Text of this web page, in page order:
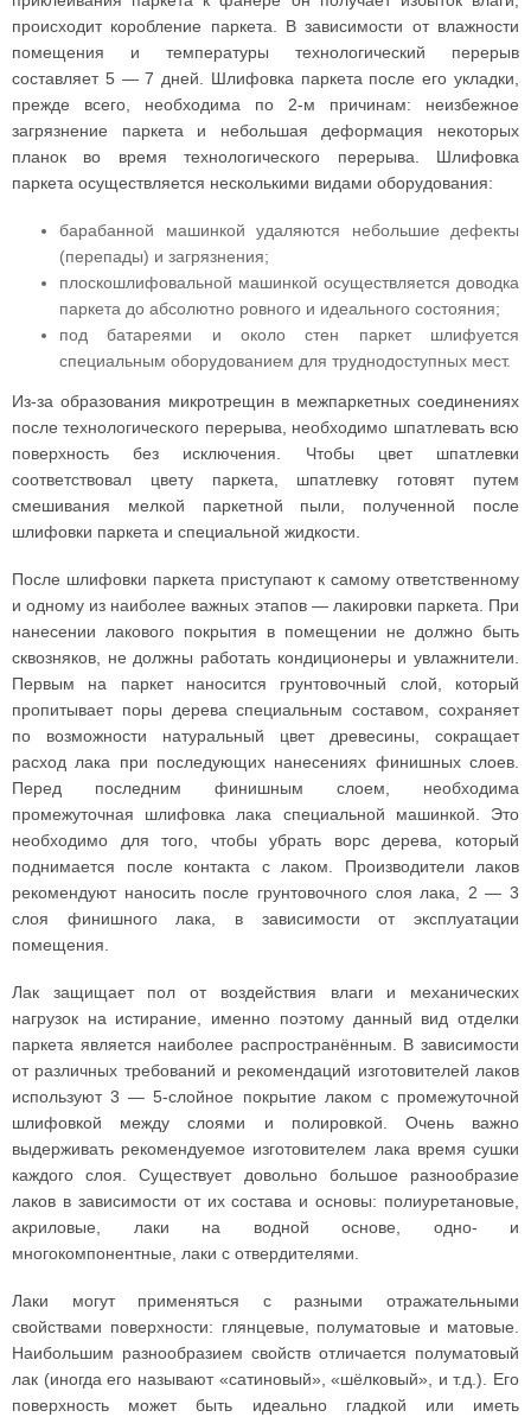
происходит коробление паркета. В зависимости от влажности
помещения и температуры технологический перерыв
составляет 5 — 7 дней. Шлифовка паркета после его укладки,
прежде всего, необходима по 2-м причинам: неизбежное
загрязнение паркета и небольшая деформация некоторых
планок во время технологического перерыва. Шлифовка
паркета осуществляется несколькими видами оборудования:
барабанной машинкой удаляются небольшие дефекты
(перепады) и загрязнения;
плоскошлифовальной машинкой осуществляется доводка
паркета до абсолютно ровного и идеального состояния;
под батареями и около стен паркет шлифуется
специальным оборудованием для труднодоступных мест.
Из-за образования микротрещин в межпаркетных соединениях
после технологического перерыва, необходимо шпатлевать всю
поверхность без исключения. Чтобы цвет шпатлевки
соответствовал цвету паркета, шпатлевку готовят путем
смешивания мелкой паркетной пыли, полученной после
шлифовки паркета и специальной жидкости.
После шлифовки паркета приступают к самому ответственному
и одному из наиболее важных этапов — лакировки паркета. При
нанесении лакового покрытия в помещении не должно быть
сквозняков, не должны работать кондиционеры и увлажнители.
Первым на паркет наносится грунтовочный слой, который
пропитывает поры дерева специальным составом, сохраняет
по возможности натуральный цвет древесины, сокращает
расход лака при последующих нанесениях финишных слоев.
Перед последним финишным слоем, необходима
промежуточная шлифовка лака специальной машинкой. Это
необходимо для того, чтобы убрать ворс дерева, который
поднимается после контакта с лаком. Производители лаков
рекомендуют наносить после грунтовочного слоя лака, 2 — 3
слоя финишного лака, в зависимости от эксплуатации
помещения.
Лак защищает пол от воздействия влаги и механических
нагрузок на истирание, именно поэтому данный вид отделки
паркета является наиболее распространённым. В зависимости
от различных требований и рекомендаций изготовителей лаков
используют 3 — 5-слойное покрытие лаком с промежуточной
шлифовкой между слоями и полировкой. Очень важно
выдерживать рекомендуемое изготовителем лака время сушки
каждого слоя. Существует довольно большое разнообразие
лаков в зависимости от их состава и основы: полиуретановые,
акриловые, лаки на водной основе, одно- и
многокомпонентные, лаки с отвердителями.
Лаки могут применяться с разными отражательными
свойствами поверхности: глянцевые, полуматовые и матовые.
Наибольшим разнообразием свойств отличается полуматовый
лак (иногда его называют «сатиновый», «шёлковый», и т.д.). Его
поверхность может быть идеально гладкой или иметь